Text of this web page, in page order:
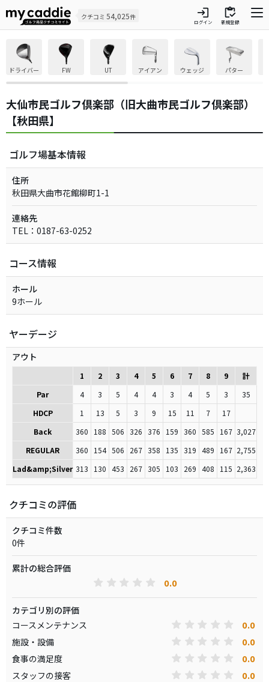
クチコミ 54,025件 login
ログイン
inventory
新規登録
ドライバー FW UT アイアン ウェッジ パター
大仙市民ゴルフ倶楽部（旧大曲市民ゴルフ倶楽部）
【秋田県】
ゴルフ場基本情報
住所
秋田県大曲市花館柳町1-1
連絡先
TEL：0187-63-0252
コース情報
ホール
9ホール
ヤーデージ
アウト
1 2 3 4 5 6 7 8 9
計
Par
4 3 5 4 4 3 4 5 3
35
HDCP
1 13 5 3 9 15 11 7
17
Back
360 188 506 326 376 159 360 585 167 3,027
REGULAR
360 154 506 267 358 135 319 489 167 2,755
Lad&amp;Silver 313 130 453 267 305 103 269 408 115 2,363
クチコミの評価
クチコミ件数
0件
累計の総合評価
0.0
カテゴリ別の評価
コースメンテナンス
0.0
施設・設備 0.0
食事の満足度 0.0
スタッフの接客 0.0